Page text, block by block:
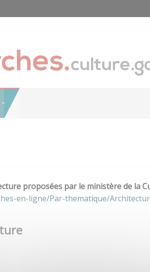
proposées par le ministère de la
en-ligne/Par-thematique/